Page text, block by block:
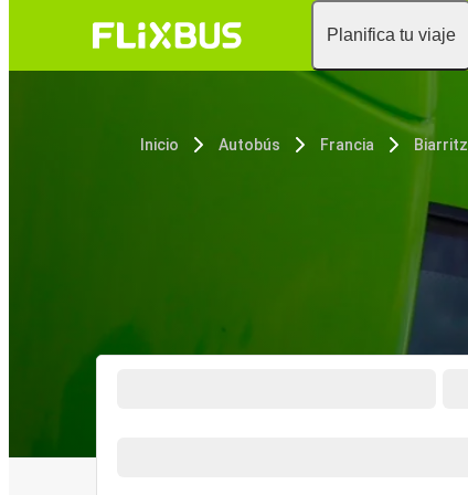
Planifica tu viaje
Inicio Autobús Francia Biarritz